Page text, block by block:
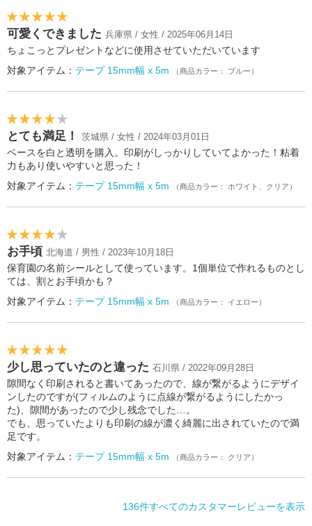
可愛くできました 兵庫県 / 女性 / 2025年06月14日
ちょこっとプレゼントなどに使用させていただいています
対象アイテム： テープ 15mm幅 x 5m （商品カラー： ブルー）
とても満足！ 茨城県 / 女性 / 2024年03月01日
ベースを白と透明を購入。印刷がしっかりしていてよかった！粘着
力もあり使いやすいと思った！
対象アイテム： テープ 15mm幅 x 5m （商品カラー： ホワイト、クリア）
お手頃 北海道 / 男性 / 2023年10月18日
保育園の名前シールとして使っています。1個単位で作れるものとし
ては、割とお手頃かも？
対象アイテム： テープ 15mm幅 x 5m （商品カラー： イエロー）
少し思っていたのと違った 石川県 / 2022年09月28日
隙間なく印刷されると書いてあったので、線が繋がるようにデザイ
ンしたのですが(フィルムのように点線が繋がるようにしたかっ
た)、隙間があったので少し残念でした…。
でも、思っていたよりも印刷の線が濃く綺麗に出されていたので満
足です。
対象アイテム： テープ 15mm幅 x 5m （商品カラー： クリア）
136件すべてのカスタマーレビューを表示